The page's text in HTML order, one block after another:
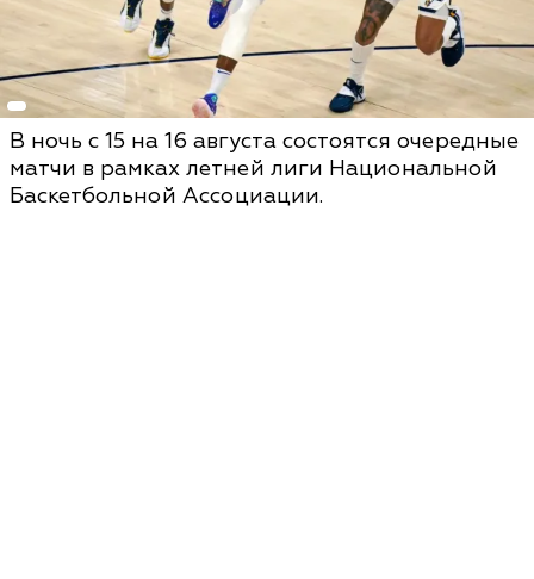
В ночь с 15 на 16 августа состоятся очередные
матчи в рамках летней лиги Национальной
Баскетбольной Ассоциации.